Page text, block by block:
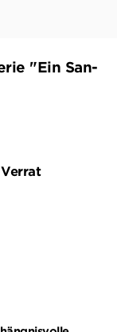
"Ein San-